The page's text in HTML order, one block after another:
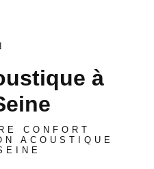
ACOUSTIQUE